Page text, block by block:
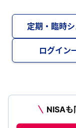
定期・臨時
ログイン
NISAも